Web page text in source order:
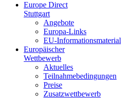
Europe Direct
Stuttgart
Angebote
Europa-Links
EU-Informationsmaterial
Europäischer
Wettbewerb
Aktuelles
Teilnahme­bedingungen
Preise
Zusatzwettbewerb